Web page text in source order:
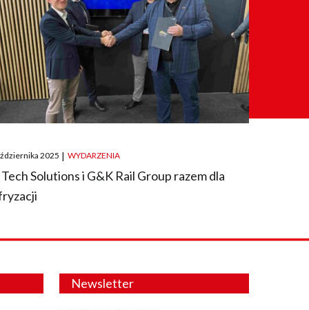
2025 | WYDARZENIA
Tech Solutions i G&K Rail Group razem dla
Newsletter